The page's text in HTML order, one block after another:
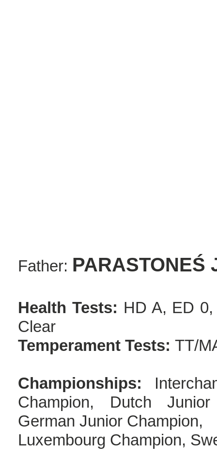
Father:
Health Tests: HD A, ED
Clear
Temperament Tests:TT/
Championships:
Champion, Dutch
German Junior Champion,
Luxembourg Champion,